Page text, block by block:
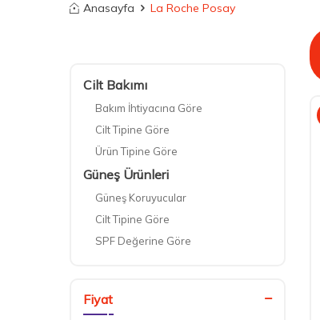
Anasayfa La Roche Posay
Cilt Bakımı
Bakım İhtiyacına Göre
Cilt Tipine Göre
Ürün Tipine Göre
Güneş Ürünleri
Güneş Koruyucular
Cilt Tipine Göre
SPF Değerine Göre
Vücut Nemlendiriciler
Fiyat